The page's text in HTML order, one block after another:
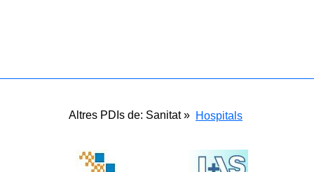
Altres PDIs de: Sanitat » Hospitals